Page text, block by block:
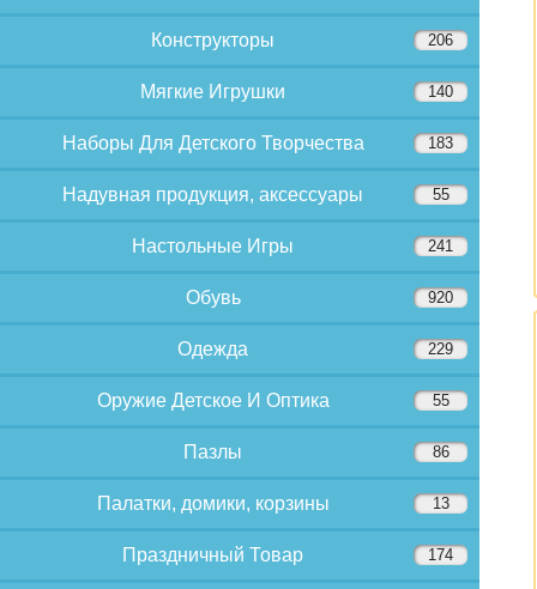
Конструкторы 206
Мягкие Игрушки 140
Наборы Для Детского Творчества 183
Надувная продукция, аксессуары 55
Настольные Игры 241
Обувь 920
Одежда 229
Оружие Детское И Оптика 55
Пазлы 86
Палатки, домики, корзины 13
Праздничный Товар 174